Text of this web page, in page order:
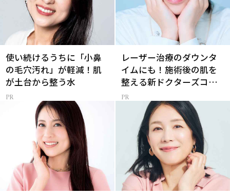
使い続けるうちに「小鼻
の毛穴汚れ」が軽減！肌
が土台から整う水
レーザー治療のダウンタ
イムにも！施術後の肌を
整える新ドクターズコス
メ